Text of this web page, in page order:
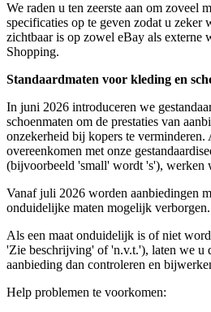
We raden u ten zeerste aan om zoveel
specificaties op te geven zodat u zeker
zichtbaar is op zowel eBay als externe
Shopping.
Standaardmaten voor kleding en
In juni 2026 introduceren we
schoenmaten om de prestaties van
onzekerheid bij kopers te
overeenkomen met onze
(bijvoorbeeld 'small' wordt 's'), werken
Vanaf juli 2026 worden aanbiedingen
onduidelijke maten mogelijk verborgen.
Als een maat onduidelijk is of niet
'Zie beschrijving' of 'n.v.t.'), laten we u
aanbieding dan controleren en
Help problemen te voorkomen: